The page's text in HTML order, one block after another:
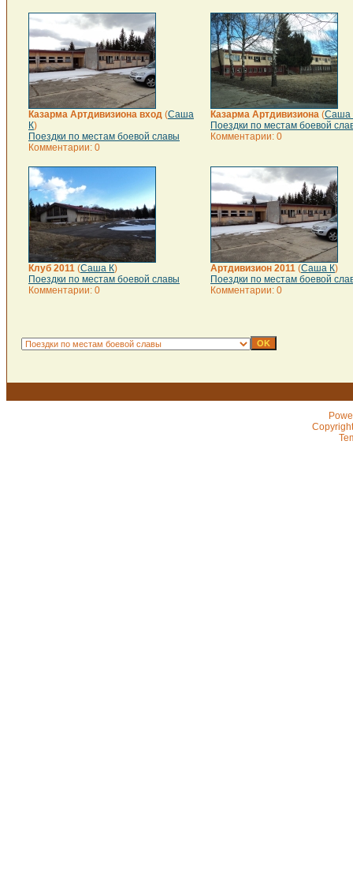
Казарма Артдивизиона вход (Саша
К)
Поездки по местам боевой славы
Комментарии: 0
Казарма Артдивизиона (Саша
Поездки по местам боевой
Комментарии: 0
Клуб 2011 (Саша К)
Поездки по местам боевой славы
Комментарии: 0
Артдивизион 2011 (Саша К)
Поездки по местам боевой
Комментарии: 0